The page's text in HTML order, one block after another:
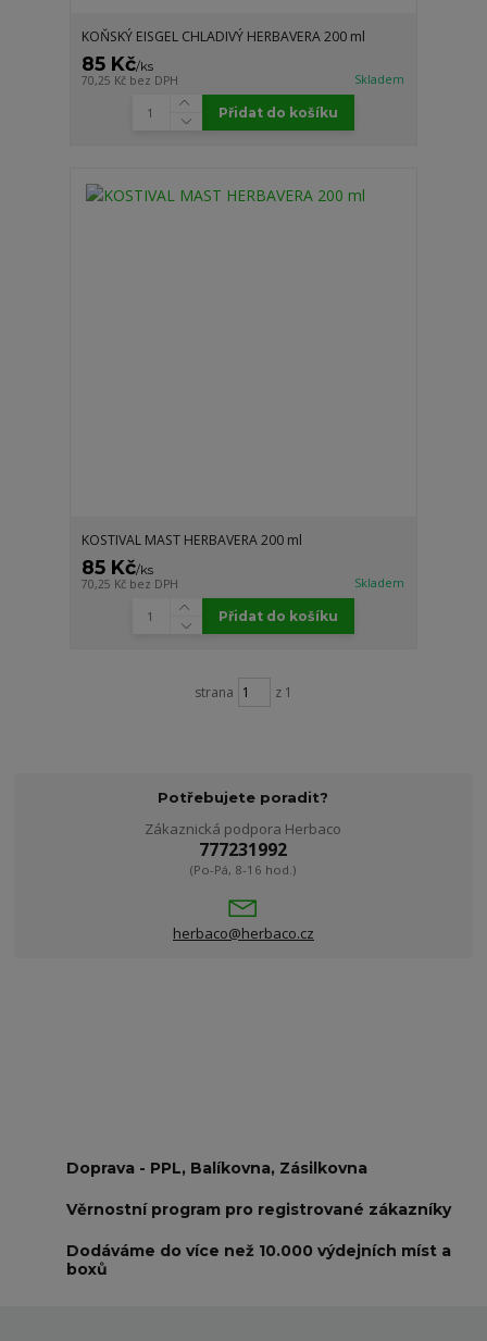
KOŇSKÝ EISGEL CHLADIVÝ HERBAVERA 200 ml
85 Kč/ks
70,25 Kč bez DPH Skladem
Přidat do košíku
KOSTIVAL MAST HERBAVERA 200 ml
85 Kč/ks
70,25 Kč bez DPH Skladem
Přidat do košíku
strana z 1
Potřebujete poradit?
Zákaznická podpora Herbaco
777231992
(Po-Pá, 8-16 hod.)
herbaco@herbaco.cz
Doprava - PPL, Balíkovna, Zásilkovna
Věrnostní program pro registrované zákazníky
Dodáváme do více než 10.000 výdejních míst a
boxů